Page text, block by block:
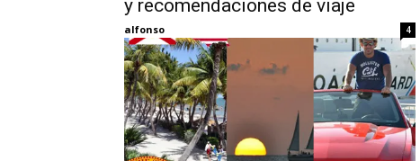
y recomendaciones de viaje
alfonso 4